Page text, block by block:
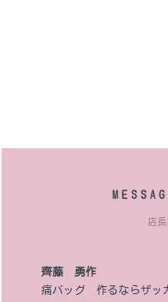
店
齊藤 勇作
痛バッグ 作るならザッ